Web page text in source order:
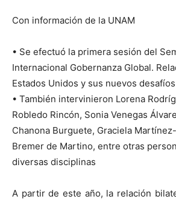
Con información de la UNAM
• Se efectuó la primera sesión del
Internacional Gobernanza Global.
Estados Unidos y sus nuevos desafíos
• También intervinieron Lorena
Robledo Rincón, Sonia Venegas
Chanona Burguete, Graciela
Bremer de Martino, entre otras
diversas disciplinas
A partir de este año, la relación